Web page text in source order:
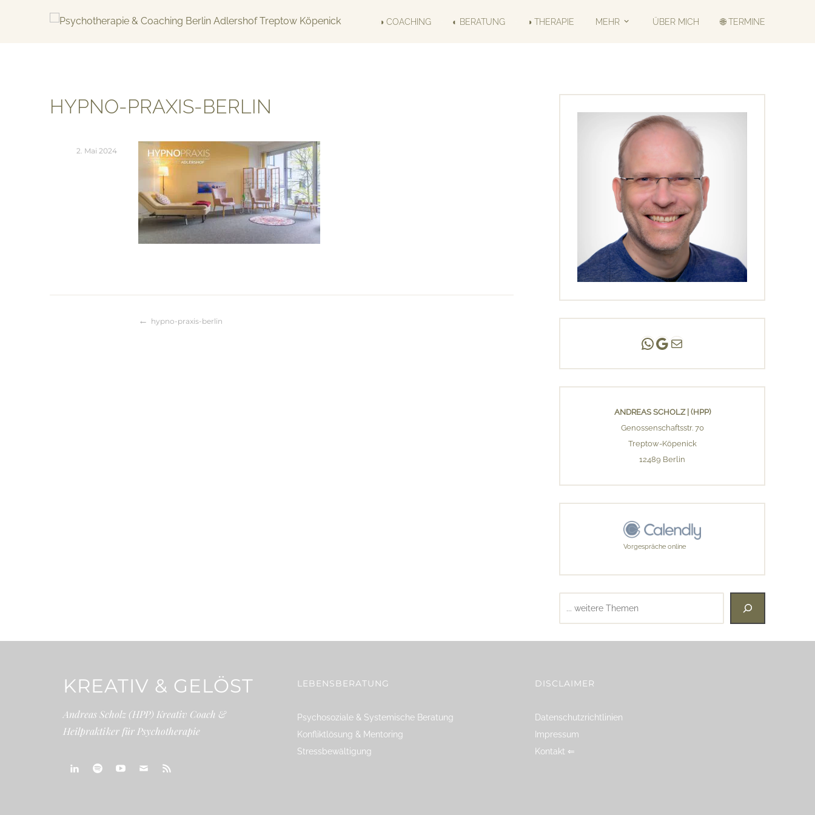
◑ COACHING ◐ BERATUNG ◑ THERAPIE MEHR ÜBER MICH 🌐 TERMINE
HYPNO-PRAXIS-BERLIN
2. Mai 2024
Beitragsnavigation
hypno-praxis-berlin
Andreas Scholz | (HPP)
Praxis Adlershof
E-Mail an mich ...
ANDREAS SCHOLZ | (HPP)
Genossenschaftsstr. 70
Treptow-Köpenick
12489 Berlin
Vorgespräche online
KREATIV & GELÖST
Andreas Scholz (HPP) Kreativ Coach &
Heilpraktiker für Psychotherapie
LEBENSBERATUNG
Psychosoziale & Systemische Beratung
Konfliktlösung & Mentoring
Stressbewältigung
DISCLAIMER
Datenschutzrichtlinien
Impressum
Kontakt ⇐